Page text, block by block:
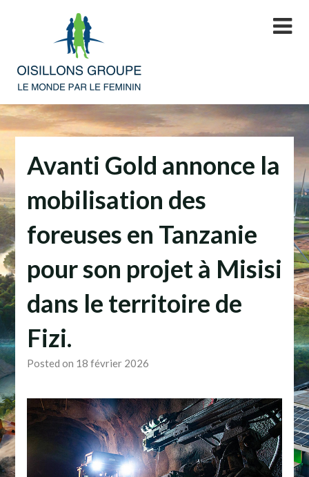
Avanti Gold annonce la
mobilisation des
foreuses en Tanzanie
pour son projet à Misisi
dans le territoire de
Fizi.
Posted on 18 février 2026